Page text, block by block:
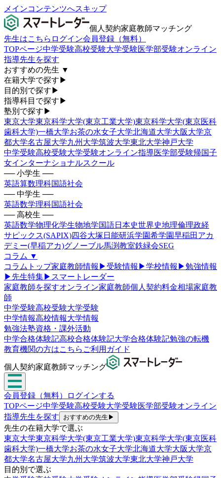
メインコンテンツへスキップ
個人契約家庭教師マッチング
先生はこちら ログイン会員登録（無料）
TOPページ中学受験高校受験大学受験医学部受験オンライン
指導先生を探す
おすすめの先生 ▼
在籍大学で探す ▶
目的別で探す ▶
指導科目で探す ▶
塾別で探す ▶
東京大学東京科学大学(東京工業大学)東京科学大学(東京医科
歯科大学)一橋大学お茶の水女子大学北海道大学大阪大学京
都大学名古屋大学九州大学筑波大学東北大学神戸大学
中学受験高校受験大学受験オンライン指導医学部受験帰国子
女インターナショナルスクール
── 小学生 ──
英語算数理科国語社会
── 中学生 ──
英語数学理科国語社会
── 高校生 ──
英語数学物理化学生物地学国語日本史世界史地理倫理政経
サピックス(SAPIX)四谷大塚 日能研浜学園希学園早稲田アカ
デミー(早稲アカ)グノーブル馬渕教室鉄緑会SEG
コラム ▼
コラムトップ家庭教師情報 ▶ 受験情報 ▶学校情報 ▶勉強情報
▶ 先生特集▶ スマートレーダー
家庭教師を探すオンライン家庭教師個人契約料金相場家庭教
師
中学受験高校受験大学受験
中学情報高校情報大学情報
勉強法塾資格・課外活動
中学合格体験記高校合格体験記大学合格体験記勉強の転機
教育機関の方はこちら ご利用ガイド
個人契約家庭教師マッチング
会員登録（無料）
ログインする
TOPページ中学受験高校受験大学受験医学部受験オンライン
指導先生を探す おすすめの先生 ▶
先生の在籍大学で選ぶ
東京大学東京科学大学(東京工業大学)東京科学大学(東京医科
歯科大学)一橋大学お茶の水女子大学北海道大学大阪大学京
都大学名古屋大学九州大学筑波大学東北大学神戸大学
目的別で選ぶ